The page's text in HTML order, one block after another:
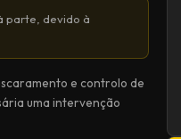
parte, devido à
e controlo de
uma intervenção